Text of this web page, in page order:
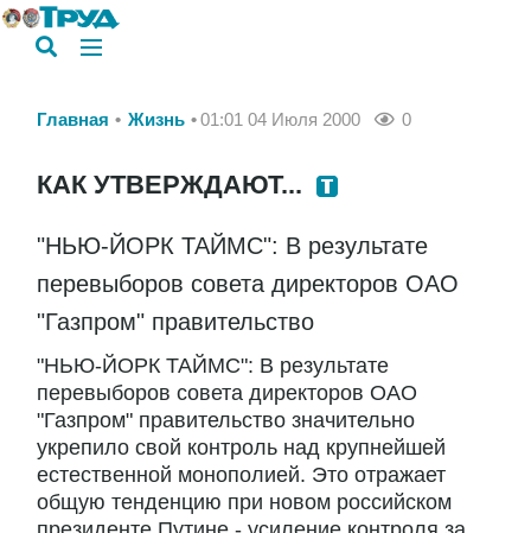
Главная Жизнь 01:01 04 Июля 2000 0
КАК УТВЕРЖДАЮТ...
"НЬЮ-ЙОРК ТАЙМС": В результате
перевыборов совета директоров ОАО
"Газпром" правительство
"НЬЮ-ЙОРК ТАЙМС": В результате
перевыборов совета директоров ОАО
"Газпром" правительство значительно
укрепило свой контроль над крупнейшей
естественной монополией. Это отражает
общую тенденцию при новом российском